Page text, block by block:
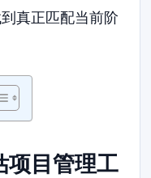
真正匹配当前阶
项目管理工